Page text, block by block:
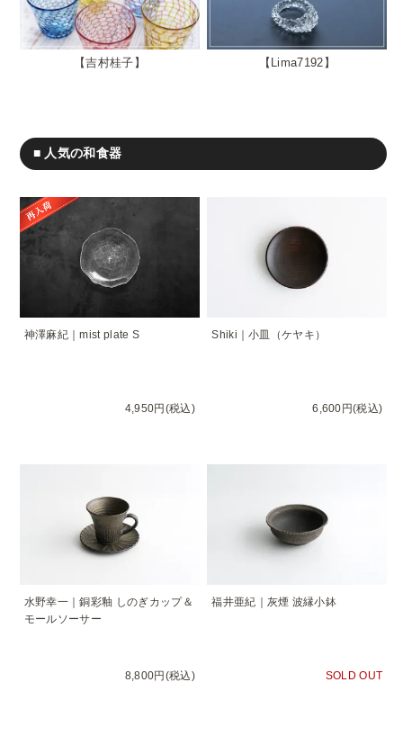
吉村桂子 Lima7192
■ 人気の和食器
神澤麻紀｜mist plate S
4,950円(税込)
Shiki｜小皿（ケヤキ）
6,600円(税込)
水野幸一｜銅彩釉 しのぎカップ＆
モールソーサー
8,800円(税込)
福井亜紀｜灰煙 波縁小鉢
SOLD OUT